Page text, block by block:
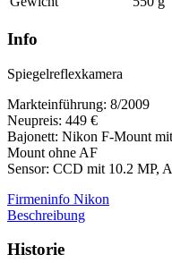
Info
Spiegelreflexkamera
Markteinführung: 8/2009
Neupreis: 449 €
Bajonett: Nikon F-Mount
Mount ohne AF
Sensor: CCD mit 10.2 MP,
Firmeninfo Nikon
Beschreibung
Historie